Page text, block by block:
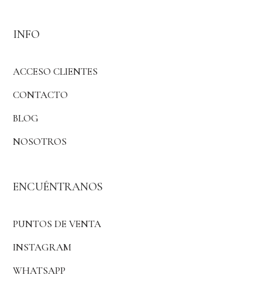
INFO
ACCESO CLIENTES
CONTACTO
BLOG
NOSOTROS
ENCUÉNTRANOS
PUNTOS DE VENTA
INSTAGRAM
WHATSAPP